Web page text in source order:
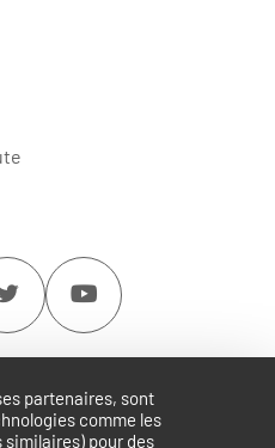
partenaires, sont
comme les
pour des
Youtube